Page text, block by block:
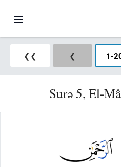
❮❮ ❮ 1-
Surə 5, El-